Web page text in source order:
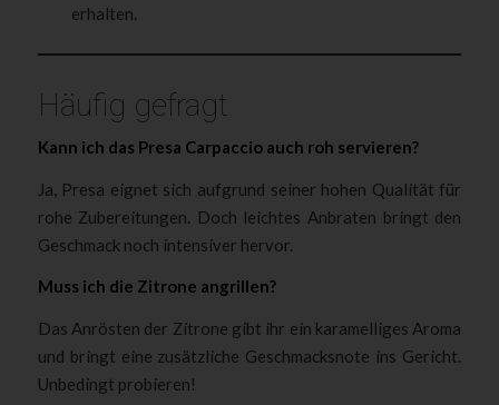
erhalten.
Häufig gefragt
Kann ich das Presa Carpaccio auch roh servieren?
Ja, Presa eignet sich aufgrund seiner hohen Qualität für
rohe Zubereitungen. Doch leichtes Anbraten bringt den
Geschmack noch intensiver hervor.
Muss ich die Zitrone angrillen?
Das Anrösten der Zitrone gibt ihr ein karamelliges Aroma
und bringt eine zusätzliche Geschmacksnote ins Gericht.
Unbedingt probieren!